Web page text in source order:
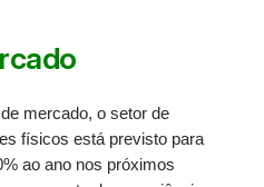
mercado, o setor de
físicos está previsto para
ao ano nos próximos